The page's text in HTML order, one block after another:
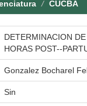
CUCBA
DETERMINACION
HORAS POST--
Gonzalez Bocharel
Sin